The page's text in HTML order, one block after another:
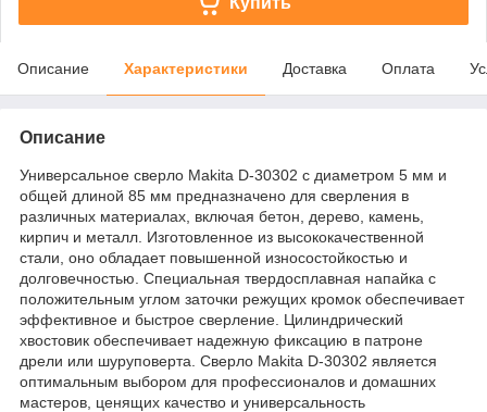
Описание Характеристики Доставка Оплата
Описание
Универсальное сверло Makita D-30302 с диаметром 5 мм и
общей длиной 85 мм предназначено для сверления в
различных материалах, включая бетон, дерево, камень,
кирпич и металл. Изготовленное из высококачественной
стали, оно обладает повышенной износостойкостью и
долговечностью. Специальная твердосплавная напайка с
положительным углом заточки режущих кромок обеспечивает
эффективное и быстрое сверление. Цилиндрический
хвостовик обеспечивает надежную фиксацию в патроне
дрели или шуруповерта. Сверло Makita D-30302 является
оптимальным выбором для профессионалов и домашних
мастеров, ценящих качество и универсальность